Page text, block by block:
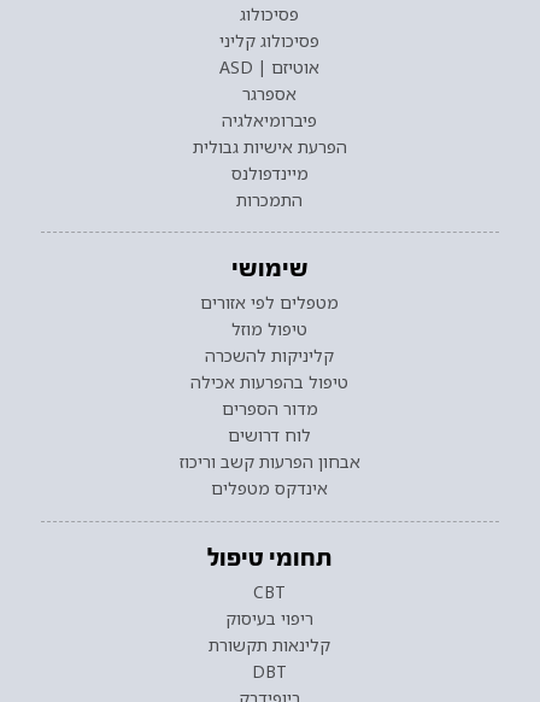
פסיכולוג
פסיכולוג קליני
אוטיזם | ASD
אספרגר
פיברומיאלגיה
הפרעת אישיות גבולית
מיינדפולנס
התמכרות
שימושי
מטפלים לפי אזורים
טיפול מוזל
קליניקות להשכרה
טיפול בהפרעות אכילה
מדור הספרים
לוח דרושים
אבחון הפרעות קשב וריכוז
אינדקס מטפלים
תחומי טיפול
CBT
ריפוי בעיסוק
קלינאות תקשורת
DBT
ביופידבק